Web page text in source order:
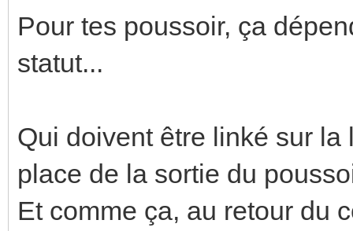
Pour tes poussoir, ça
statut...
Qui doivent être linké sur
place de la sortie du
Et comme ça, au retour du